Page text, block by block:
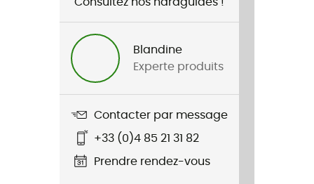
Bluesign / Fair Trade Certified™ / Recyclé
Consultez nos hardguides !
Blandine
Experte produits
Contacter par message
+33 (0)4 85 21 31 82
Prendre rendez-vous